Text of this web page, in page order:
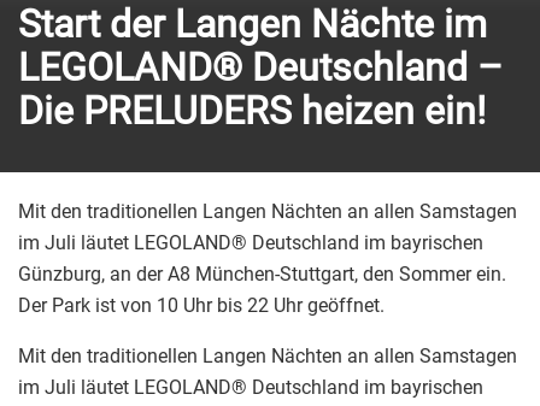
Start der Langen Nächte im
LEGOLAND® Deutschland –
Die PRELUDERS heizen ein!
Mit den traditionellen Langen Nächten an allen Samstagen
im Juli läutet LEGOLAND® Deutschland im bayrischen
Günzburg, an der A8 München-Stuttgart, den Sommer ein.
Der Park ist von 10 Uhr bis 22 Uhr geöffnet.
Mit den traditionellen Langen Nächten an allen Samstagen
im Juli läutet LEGOLAND® Deutschland im bayrischen